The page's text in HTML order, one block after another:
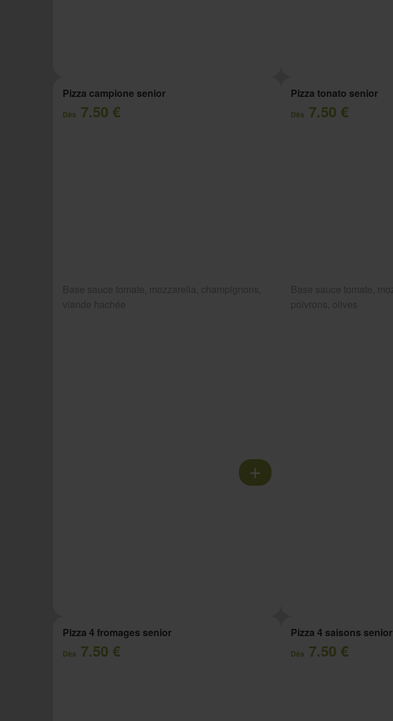
Pizza campione senior
Dès 7.50 €
Pizza tonato senior
Dès 7.50 €
Pizza 4 fromages senior
Dès 7.50 €
Pizza 4 saisons senior
Dès 7.50 €